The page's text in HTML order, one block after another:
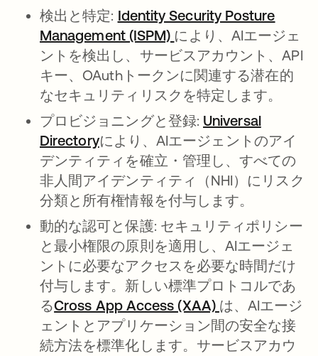
検出と特定: Identity Security Posture
Management (ISPM) により、AIエージェ
ントを検出し、サービスアカウント、API
キー、OAuthトークンに関連する潜在的
なセキュリティリスクを特定します。
プロビジョニングと登録: Universal
Directoryにより、AIエージェントのアイ
デンティティを確立・管理し、すべての
非人間アイデンティティ（NHI）にリスク
分類と所有権情報を付与します。
動的な認可と保護: セキュリティポリシー
と最小権限の原則を適用し、AIエージェ
ントに必要なアクセスを必要な時間だけ
付与します。新しい標準プロトコルであ
るCross App Access (XAA) は、AIエージ
ェントとアプリケーション間の安全な接
続方法を標準化します。サービスアカウ